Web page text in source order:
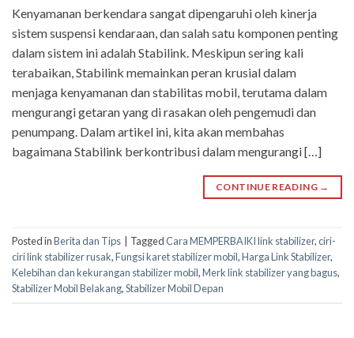
Kenyamanan berkendara sangat dipengaruhi oleh kinerja
sistem suspensi kendaraan, dan salah satu komponen penting
dalam sistem ini adalah Stabilink. Meskipun sering kali
terabaikan, Stabilink memainkan peran krusial dalam
menjaga kenyamanan dan stabilitas mobil, terutama dalam
mengurangi getaran yang di rasakan oleh pengemudi dan
penumpang. Dalam artikel ini, kita akan membahas
bagaimana Stabilink berkontribusi dalam mengurangi […]
CONTINUE READING →
Posted inBerita dan Tips TaggedCara MEMPERBAIKI link stabilizer,ciri-
ciri link stabilizer rusak,Fungsi karet stabilizer mobil,Harga Link Stabilizer,
Kelebihan dan kekurangan stabilizer mobil,Merk link stabilizer yang bagus,
Stabilizer Mobil Belakang,Stabilizer Mobil Depan